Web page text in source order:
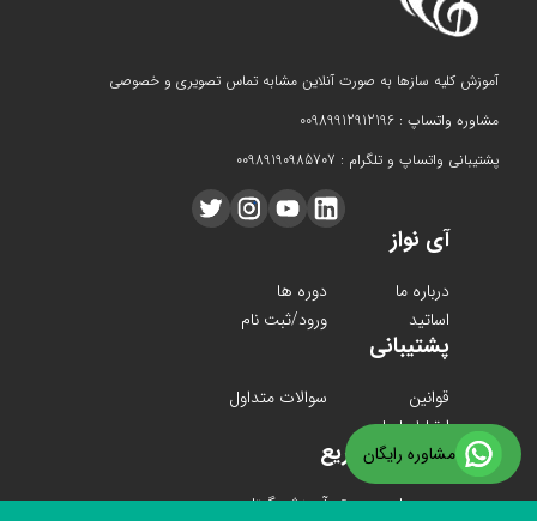
مشاوره رایگان
آموزش کلیه سازها به صورت آنلاین مشابه تماس تصویری و خصوصی
مشاوره واتساپ : 00989912912196
پشتیبانی واتساپ و تلگرام : 00989190985707
آی نواز
درباره ما
دوره ها
اساتید
ورود/ثبت نام
پشتیبانی
قوانین
سوالات متداول
ارتباط با ما
دسترسی سریع
دوره های موسیقیآموزش گیتار